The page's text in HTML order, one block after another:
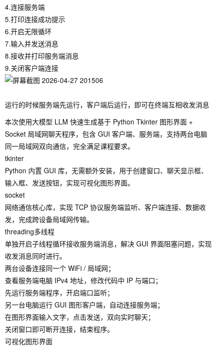
4.连接服务端
5.打印连接成功提示
6.开启无限循环
7.输入并发送消息
8.接收并打印服务端消息
9.关闭客户端连接
运行的时候服务端先运行，客户端后运行，即可在终端互相收发消息
本次使用大模型 LLM 快速生成基于 Python Tkinter 图形界面 +
Socket 局域网聊天程序，包含 GUI 客户端、服务端，支持两台电脑
同一局域网双向通信，完全满足课程要求。
tkinter
Python 内置 GUI 库，无需额外安装，用于创建窗口、聊天显示框、
输入框、发送按钮，实现可视化图形界面。
socket
网络通信核心库，实现 TCP 协议服务端监听、客户端连接、数据收
发，完成跨设备局域网传输。
threading多线程
单独开启子线程循环接收服务端消息，解决 GUI 界面阻塞问题，实现
收发消息同时进行。
两台设备连接同一个 WiFi / 局域网；
查看服务端电脑 IPv4 地址，修改代码中 IP 与端口；
先运行服务端程序，开启端口监听；
另一台电脑运行 GUI 图形客户端，自动连接服务端；
在图形界面输入文字，点击发送，双向实时聊天；
关闭窗口即可断开连接，结束程序。
可视化图形界面